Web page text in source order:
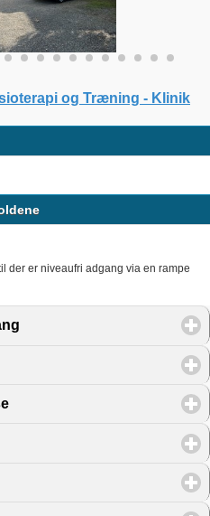
og Træning - Klinik
der er niveaufri adgang via en rampe
click to expand contents